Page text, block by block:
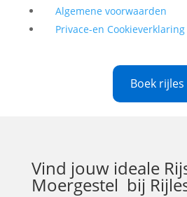
Algemene voorwaarden
Privace-en Cookieverklaring
Boek rijles
Vind jouw ideale
Moergestel bij